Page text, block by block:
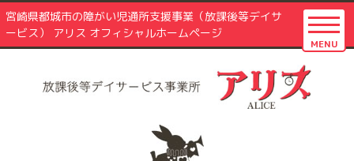
宮崎県都城市の障がい児通所支援事業（放課後等デイサ
ービス） アリス オフィシャルホームページ
MENU